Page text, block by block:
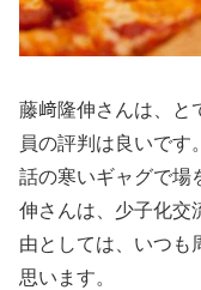
藤﨑隆伸さんは、と
員の評判は良いです
話の寒いギャグで場
伸さんは、少子化交
由としては、いつも
思います。